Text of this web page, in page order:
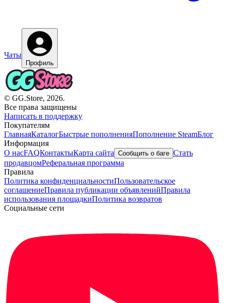
Чаты
Профиль
© GG.Store, 2026.
Все права защищены
Написать в поддержку
Покупателям
ГлавнаяКаталогБыстрые пополненияПополнение SteamБлог
Информация
О насFAQКонтактыКарта сайта Сообщить о баге Стать
продавцомРеферальная программа
Правила
Политика конфиденциальностиПользовательское
соглашениеПравила публикации объявленийПравила
использования площадкиПолитика возвратов
Социальные сети